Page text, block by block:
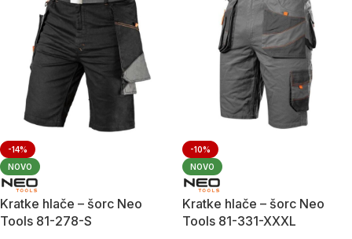
-14%
NOVO
Kratke hlače – šorc Neo
Tools 81-278-S
-10%
NOVO
Kratke hlače – šorc Neo
Tools 81-331-XXXL